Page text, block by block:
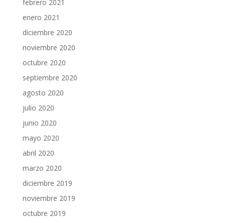
febrero 2021
enero 2021
diciembre 2020
noviembre 2020
octubre 2020
septiembre 2020
agosto 2020
julio 2020
junio 2020
mayo 2020
abril 2020
marzo 2020
diciembre 2019
noviembre 2019
octubre 2019